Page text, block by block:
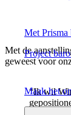
Met Prisma
Project
Maak het
Met de
geweest voor
“Ik wil